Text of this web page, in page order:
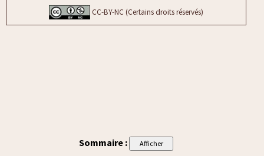
CC-BY-NC (Certains droits réservés)
Sommaire :